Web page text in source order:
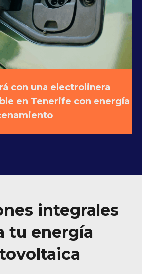
con una electrolinera
en Tenerife con energía
integrales
tu energía